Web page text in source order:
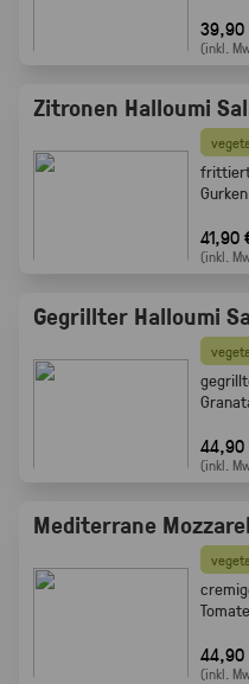
39,90
(inkl.
Zitronen Halloumi
41,90
(inkl.
Gegrillter Halloumi
44,90
(inkl.
Mediterrane
44,90
(inkl.